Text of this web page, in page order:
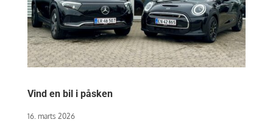
Vind en bil i påsken
16. marts 2026